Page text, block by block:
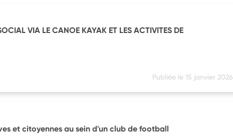
VIA LE CANOE KAYAK ET LES ACTIVITES DE
Publiée le 15 janvier 2026
et citoyennes au sein d'un club de football